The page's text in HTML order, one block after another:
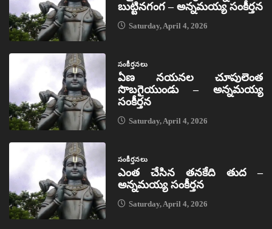
బుట్టినగంగ – అన్నమయ్య సంకీర్తన
Saturday, April 4, 2026
సంకీర్తనలు
ఏణ నయనల చూపులెంత
సొబగైయుండు – అన్నమయ్య
సంకీర్తన
Saturday, April 4, 2026
సంకీర్తనలు
ఎంత చేసిన తనకేది తుద –
అన్నమయ్య సంకీర్తన
Saturday, April 4, 2026